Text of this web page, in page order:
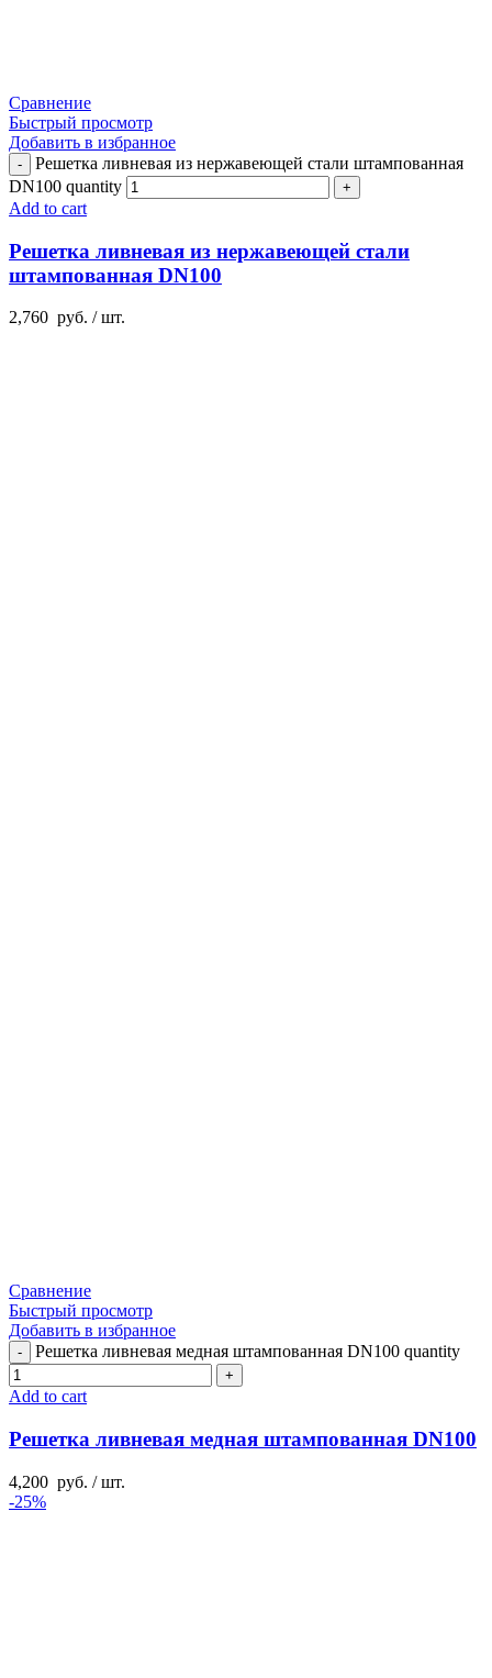
Сравнение
Быстрый просмотр
Добавить в избранное
Решетка ливневая из нержавеющей стали штампованная
DN100 quantity
Add to cart
Решетка ливневая из нержавеющей стали
штампованная DN100
2,760 руб. / шт.
Сравнение
Быстрый просмотр
Добавить в избранное
Решетка ливневая медная штампованная DN100 quantity
Add to cart
Решетка ливневая медная штампованная DN100
4,200 руб. / шт.
-25%